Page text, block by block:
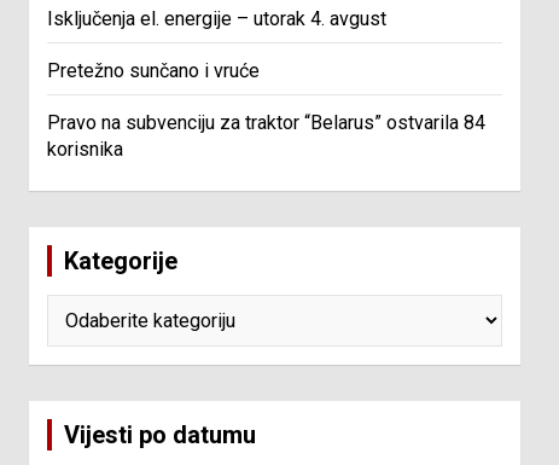
Isključenja el. energije – utorak 4. avgust
Pretežno sunčano i vruće
Pravo na subvenciju za traktor “Belarus” ostvarila 84
korisnika
Kategorije
Vijesti po datumu